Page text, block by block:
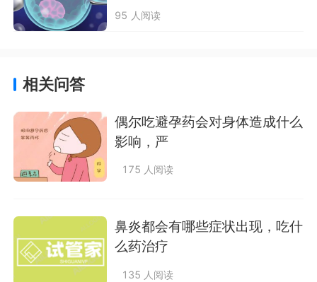
95 人阅读
相关问答
偶尔吃避孕药会对身体造成什么
影响，严
175 人阅读
鼻炎都会有哪些症状出现，吃什
么药治疗
135 人阅读